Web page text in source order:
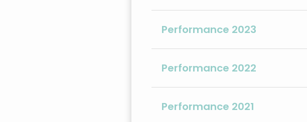
Performance 2023
Performance 2022
Performance 2021